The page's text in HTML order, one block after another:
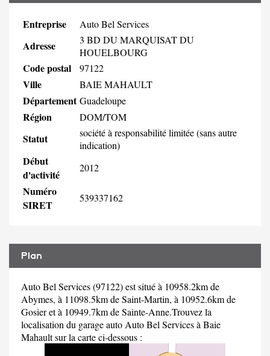
Entreprise Auto Bel Services
Adresse
3 BD DU MARQUISAT DU
HOUELBOURG
Code postal 97122
Ville BAIE MAHAULT
Département Guadeloupe
Région DOM/TOM
Statut
société à responsabilité limitée (sans autre
indication)
Début
d'activité
2012
Numéro
SIRET
539337162
Plan
Auto Bel Services (97122) est situé à 10958.2km de
Abymes, à 11098.5km de Saint-Martin, à 10952.6km de
Gosier et à 10949.7km de Sainte-Anne.Trouvez la
localisation du garage auto Auto Bel Services à Baie
Mahault sur la carte ci-dessous :